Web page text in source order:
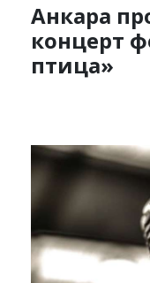
Анкара
концерт
птица»